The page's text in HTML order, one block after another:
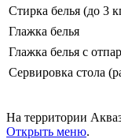
Стирка белья (до 3
Глажка белья
Глажка белья с
Сервировка стола
На территории
Открыть меню.